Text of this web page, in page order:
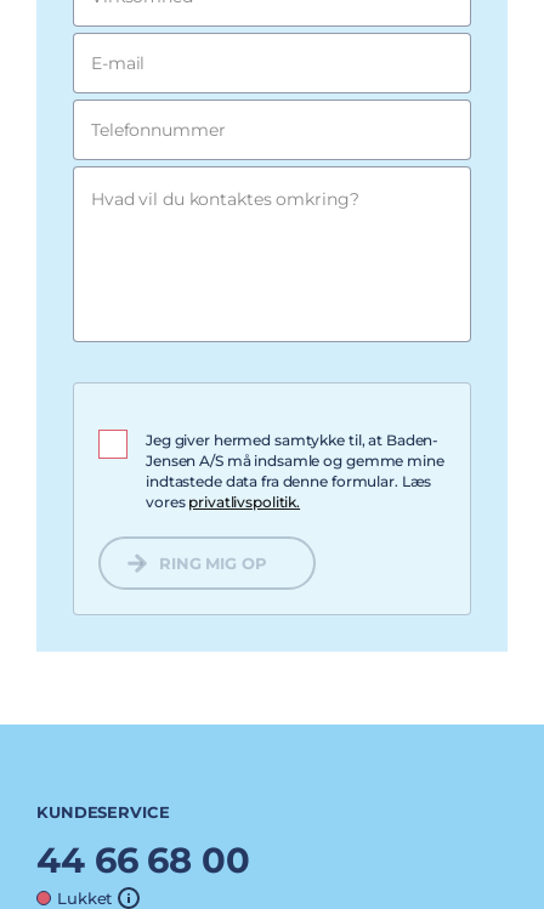
E-mail
Telefonnummer
Hvad vil du kontaktes omkring?
Jeg giver hermed samtykke til, at Baden-
Jensen A/S må indsamle og gemme mine
indtastede data fra denne formular. Læs
vores privatlivspolitik.
RING MIG OP
KUNDESERVICE
44 66 68 00
Lukket